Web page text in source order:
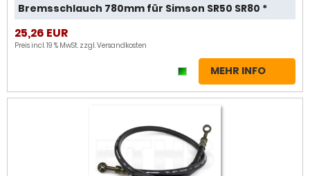
Bremsschlauch 780mm für Simson SR50 SR80 *
25,26 EUR
Preis incl. 19 % MwSt. zzgl.Versandkosten
MEHR INFO